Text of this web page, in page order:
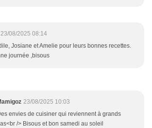
23/08/2025 08:14
Josiane et Amelie pour leurs bonnes recettes.
journée ,bisous
23/08/2025 10:03
envies de cuisiner qui reviennent à grands
/> Bisous et bon samedi au soleil